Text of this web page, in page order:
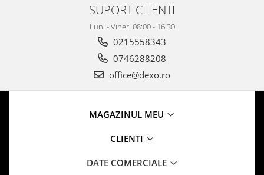
SUPORT CLIENTI
Luni - Vineri 08:00 - 16:30
0215558343
0746288208
office@dexo.ro
MAGAZINUL MEU
CLIENTI
DATE COMERCIALE